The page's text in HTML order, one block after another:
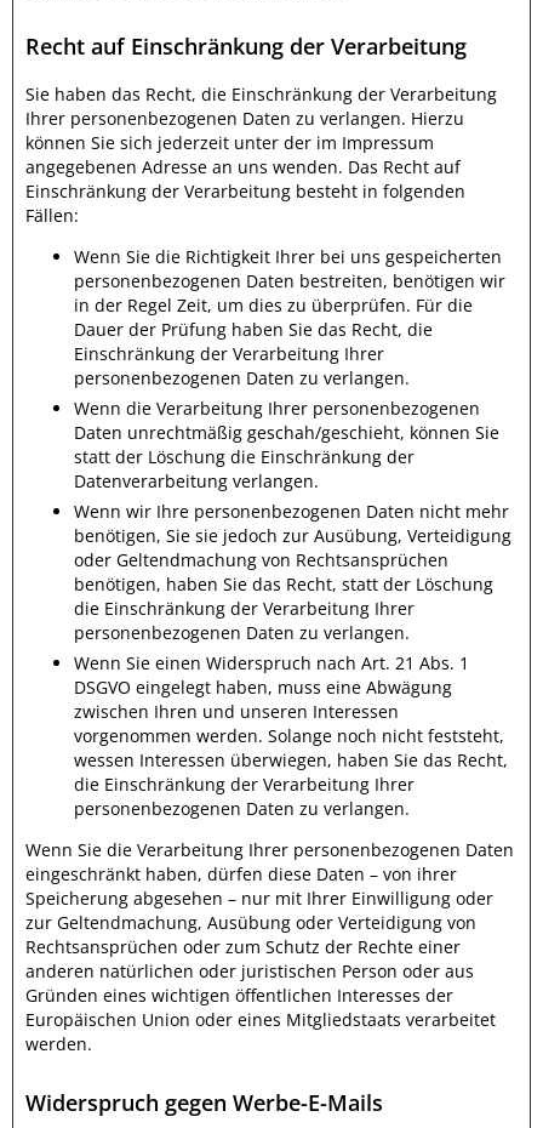
Recht auf Einschränkung der Verarbeitung
Sie haben das Recht, die Einschränkung der Verarbeitung
Ihrer personenbezogenen Daten zu verlangen. Hierzu
können Sie sich jederzeit unter der im Impressum
angegebenen Adresse an uns wenden. Das Recht auf
Einschränkung der Verarbeitung besteht in folgenden
Fällen:
Wenn Sie die Richtigkeit Ihrer bei uns gespeicherten
personenbezogenen Daten bestreiten, benötigen wir
in der Regel Zeit, um dies zu überprüfen. Für die
Dauer der Prüfung haben Sie das Recht, die
Einschränkung der Verarbeitung Ihrer
personenbezogenen Daten zu verlangen.
Wenn die Verarbeitung Ihrer personenbezogenen
Daten unrechtmäßig geschah/geschieht, können Sie
statt der Löschung die Einschränkung der
Datenverarbeitung verlangen.
Wenn wir Ihre personenbezogenen Daten nicht mehr
benötigen, Sie sie jedoch zur Ausübung, Verteidigung
oder Geltendmachung von Rechtsansprüchen
benötigen, haben Sie das Recht, statt der Löschung
die Einschränkung der Verarbeitung Ihrer
personenbezogenen Daten zu verlangen.
Wenn Sie einen Widerspruch nach Art. 21 Abs. 1
DSGVO eingelegt haben, muss eine Abwägung
zwischen Ihren und unseren Interessen
vorgenommen werden. Solange noch nicht feststeht,
wessen Interessen überwiegen, haben Sie das Recht,
die Einschränkung der Verarbeitung Ihrer
personenbezogenen Daten zu verlangen.
Wenn Sie die Verarbeitung Ihrer personenbezogenen Daten
eingeschränkt haben, dürfen diese Daten – von ihrer
Speicherung abgesehen – nur mit Ihrer Einwilligung oder
zur Geltendmachung, Ausübung oder Verteidigung von
Rechtsansprüchen oder zum Schutz der Rechte einer
anderen natürlichen oder juristischen Person oder aus
Gründen eines wichtigen öffentlichen Interesses der
Europäischen Union oder eines Mitgliedstaats verarbeitet
werden.
Widerspruch gegen Werbe-E-Mails